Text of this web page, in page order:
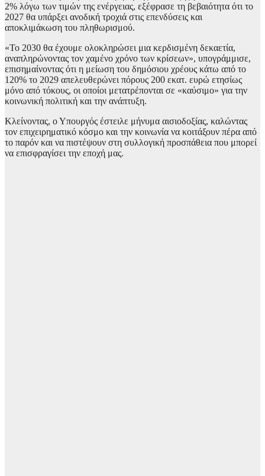
2% λόγω των τιμών της ενέργειας, εξέφρασε τη βεβαιότητα ότι το
2027 θα υπάρξει ανοδική τροχιά στις επενδύσεις και
αποκλιμάκωση του πληθωρισμού.
«Το 2030 θα έχουμε ολοκληρώσει μια κερδισμένη δεκαετία,
αναπληρώνοντας τον χαμένο χρόνο των κρίσεων», υπογράμμισε,
επισημαίνοντας ότι η μείωση του δημόσιου χρέους κάτω από το
120% το 2029 απελευθερώνει πόρους 200 εκατ. ευρώ ετησίως
μόνο από τόκους, οι οποίοι μετατρέπονται σε «καύσιμο» για την
κοινωνική πολιτική και την ανάπτυξη.
Κλείνοντας, ο Υπουργός έστειλε μήνυμα αισιοδοξίας, καλώντας
τον επιχειρηματικό κόσμο και την κοινωνία να κοιτάξουν πέρα από
το παρόν και να πιστέψουν στη συλλογική προσπάθεια που μπορεί
να επισφραγίσει την εποχή μας.